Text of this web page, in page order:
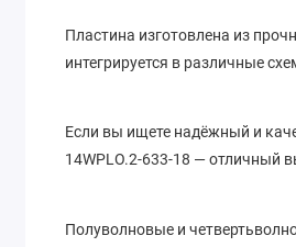
Пластина изготовлена из
интегрируется в различные
Если вы ищете надёжный и
14WPLO.2-633-18 — отличный
Полуволновые и